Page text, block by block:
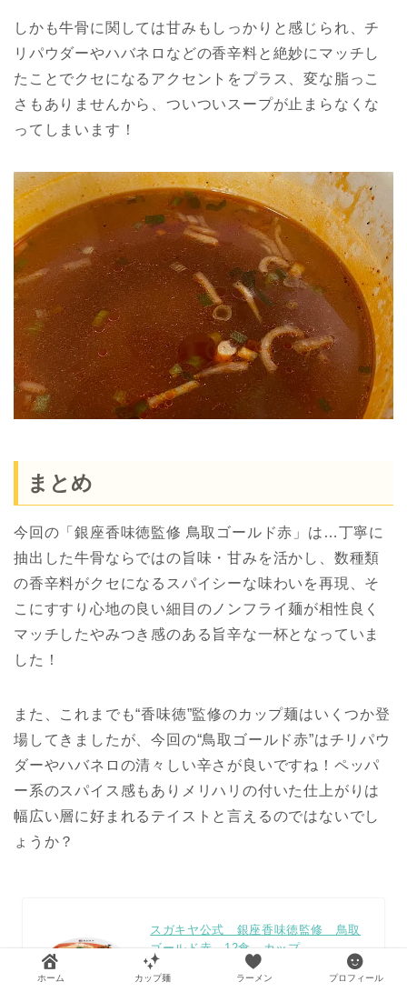
しかも牛骨に関しては甘みもしっかりと感じられ、チ
リパウダーやハバネロなどの香辛料と絶妙にマッチし
たことでクセになるアクセントをプラス、変な脂っこ
さもありませんから、ついついスープが止まらなくな
ってしまいます！
まとめ
今回の「銀座香味徳監修 鳥取ゴールド赤」は…丁寧に
抽出した牛骨ならではの旨味・甘みを活かし、数種類
の香辛料がクセになるスパイシーな味わいを再現、そ
こにすすり心地の良い細目のノンフライ麺が相性良く
マッチしたやみつき感のある旨辛な一杯となっていま
した！
また、これまでも“香味徳”監修のカップ麺はいくつか登
場してきましたが、今回の“鳥取ゴールド赤”はチリパウ
ダーやハバネロの清々しい辛さが良いですね！ペッパ
ー系のスパイス感もありメリハリの付いた仕上がりは
幅広い層に好まれるテイストと言えるのではないでし
ょうか？
スガキヤ公式 銀座香味徳監修 鳥取
ゴールド赤 12食 カップ
posted with
カエレ
ホーム カップ麺 ラーメン プロフィール